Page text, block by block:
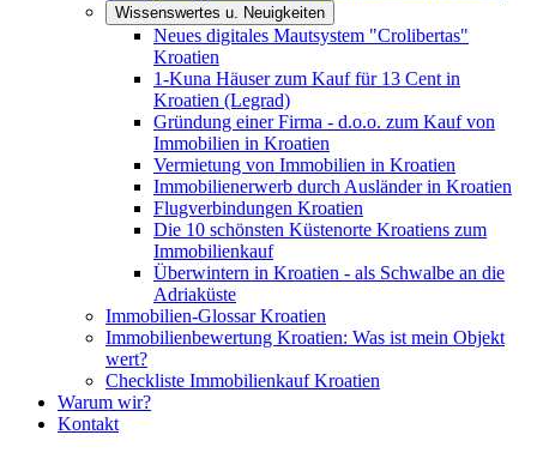
Wissenswertes u. Neuigkeiten
Neues digitales Mautsystem "Crolibertas"
Kroatien
1-Kuna Häuser zum Kauf für 13 Cent in
Kroatien (Legrad)
Gründung einer Firma - d.o.o. zum Kauf von
Immobilien in Kroatien
Vermietung von Immobilien in Kroatien
Immobilienerwerb durch Ausländer in Kroatien
Flugverbindungen Kroatien
Die 10 schönsten Küstenorte Kroatiens zum
Immobilienkauf
Überwintern in Kroatien - als Schwalbe an die
Adriaküste
Immobilien-Glossar Kroatien
Immobilienbewertung Kroatien: Was ist mein Objekt
wert?
Checkliste Immobilienkauf Kroatien
Warum wir?
Kontakt